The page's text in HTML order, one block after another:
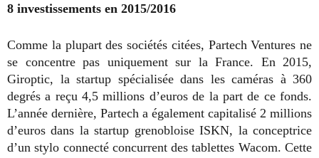
8 investissements en 2015/2016
Comme la plupart des sociétés citées, Partech Ventures ne
se concentre pas uniquement sur la France. En 2015,
Giroptic, la startup spécialisée dans les caméras à 360
degrés a reçu 4,5 millions d’euros de la part de ce fonds.
L’année dernière, Partech a également capitalisé 2 millions
d’euros dans la startup grenobloise ISKN, la conceptrice
d’un stylo connecté concurrent des tablettes Wacom. Cette